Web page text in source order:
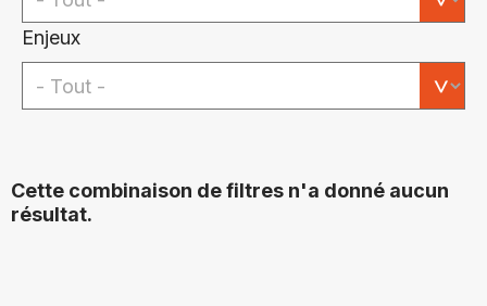
Enjeux
Cette combinaison de filtres n'a donné aucun
résultat.